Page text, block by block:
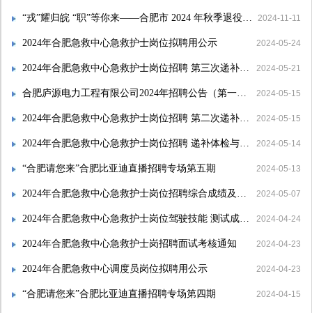
2024-11-11
2024年合肥急救中心急救护士岗位拟聘用公示 2024-05-24
2024-05-21
2024-05-15
2024-05-15
2024-05-14
“合肥请您来”合肥比亚迪直播招聘专场第五期 2024-05-13
2024-05-07
2024-04-24
2024年合肥急救中心急救护士岗招聘面试考核通知 2024-04-23
2024年合肥急救中心调度员岗位拟聘用公示 2024-04-23
“合肥请您来”合肥比亚迪直播招聘专场第四期 2024-04-15